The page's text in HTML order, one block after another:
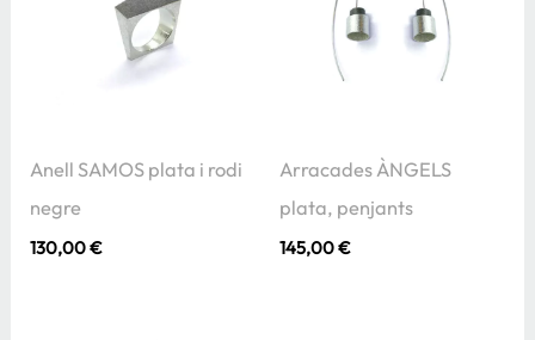
Anell SAMOS plata i rodi
negre
130,00€
Arracades ÀNGELS
plata, penjants
145,00€